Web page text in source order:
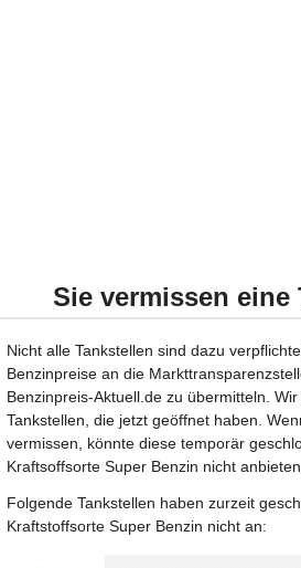
Sie vermissen eine
Nicht alle Tankstellen sind dazu
Benzinpreise an die
Benzinpreis-Aktuell.de zu übermitteln.
Tankstellen, die jetzt geöffnet haben.
vermissen, könnte diese temporär
Kraftsoffsorte Super Benzin nicht anbieten.
Folgende Tankstellen haben zurzeit
Kraftstoffsorte Super Benzin nicht an: